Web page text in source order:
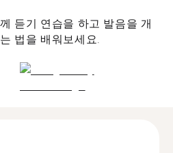
듣기 연습을 하고 발음을 개
법을 배워보세요.